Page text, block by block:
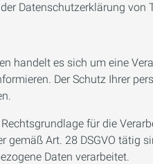
Datenschutzerklärung von
handelt es sich um eine
Der Schutz Ihrer
für die
gemäß Art. 28 DSGVO
Daten verarbeitet.